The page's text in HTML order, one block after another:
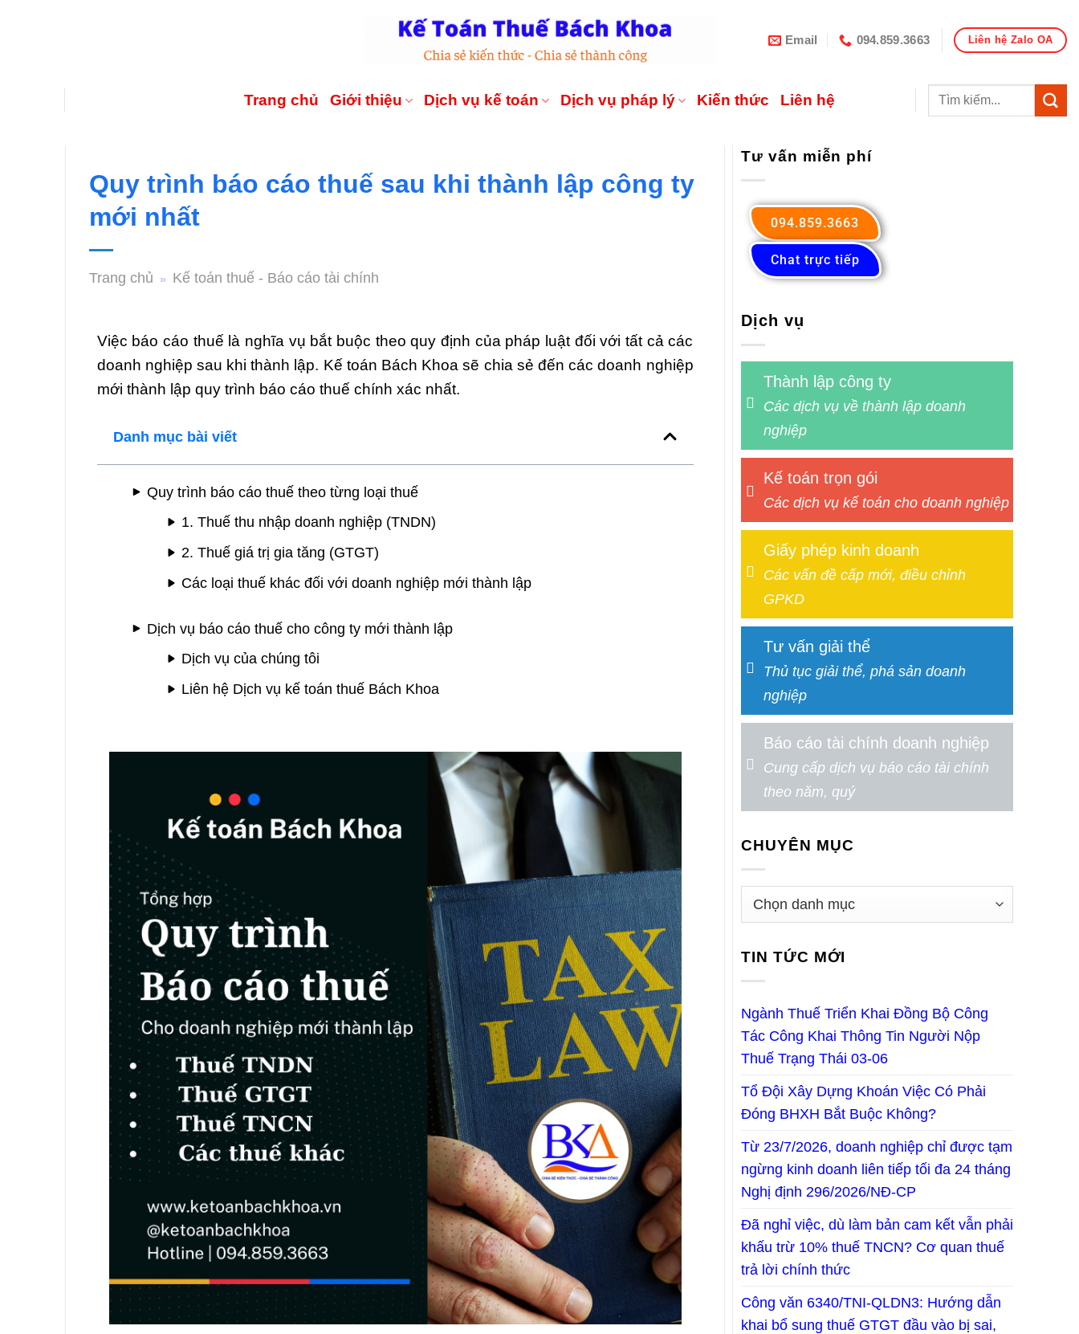
Email 094.859.3663 Liên hệ Zalo OA
Trang chủ Giới thiệu Dịch vụ kế toán Dịch vụ pháp lý Kiến thức Liên hệ
Quy trình báo cáo thuế sau khi thành lập công ty
mới nhất
Trang chủ » Kế toán thuế - Báo cáo tài chính
Việc báo cáo thuế là nghĩa vụ bắt buộc theo quy định của pháp luật đối với tất cả các
doanh nghiệp sau khi thành lập. Kế toán Bách Khoa sẽ chia sẻ đến các doanh nghiệp
mới thành lập quy trình báo cáo thuế chính xác nhất.
Danh mục bài viết
Quy trình báo cáo thuế theo từng loại thuế
1. Thuế thu nhập doanh nghiệp (TNDN)
2. Thuế giá trị gia tăng (GTGT)
Các loại thuế khác đối với doanh nghiệp mới thành lập
Dịch vụ báo cáo thuế cho công ty mới thành lập
Dịch vụ của chúng tôi
Liên hệ Dịch vụ kế toán thuế Bách Khoa
Tư vấn miễn phí
094.859.3663
Chat trực tiếp
Dịch vụ
Thành lập công ty
Các dịch vụ về thành lập doanh
nghiệp
Kế toán trọn gói
Các dịch vụ kế toán cho doanh nghiệp
Giấy phép kinh doanh
Các vấn đề cấp mới, điều chỉnh
GPKD
Tư vấn giải thể
Thủ tục giải thể, phá sản doanh
nghiệp
Báo cáo tài chính doanh nghiệp
Cung cấp dịch vụ báo cáo tài chính
theo năm, quý
CHUYÊN MỤC
TIN TỨC MỚI
Ngành Thuế Triển Khai Đồng Bộ Công
Tác Công Khai Thông Tin Người Nộp
Thuế Trạng Thái 03-06
Tổ Đội Xây Dựng Khoán Việc Có Phải
Đóng BHXH Bắt Buộc Không?
Từ 23/7/2026, doanh nghiệp chỉ được tạm
ngừng kinh doanh liên tiếp tối đa 24 tháng
Nghị định 296/2026/NĐ-CP
Đã nghỉ việc, dù làm bản cam kết vẫn phải
khấu trừ 10% thuế TNCN? Cơ quan thuế
trả lời chính thức
Công văn 6340/TNI-QLDN3: Hướng dẫn
khai bổ sung thuế GTGT đầu vào bị sai,